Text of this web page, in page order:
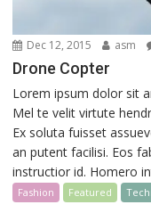
Dec 12, 2015 asm
Drone Copter
Lorem ipsum dolor sit
Mel te velit virtute
Ex soluta fuisset
an putent facilisi. Eos
instructior id. Homero
Fashion Featured